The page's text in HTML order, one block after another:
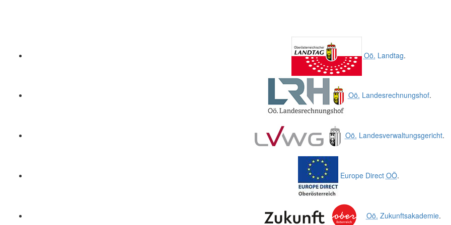
Oö. Landtag.
Oö. Landesrechnungshof.
Oö. Landesverwaltungsgericht.
Europe Direct OÖ.
Oö. Zukunftsakademie.